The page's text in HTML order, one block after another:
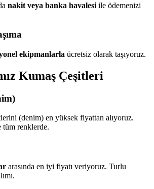
nakit veya banka havalesi ile ödemenizi
ekipmanlarla ücretsiz olarak taşıyoruz.
Kumaş Çeşitleri
(denim) en yüksek fiyattan alıyoruz.
renklerde.
arasında en iyi fiyatı veriyoruz. Turlu